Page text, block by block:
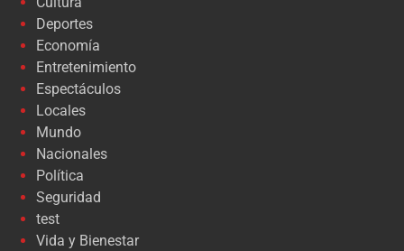
Deportes
Economía
Entretenimiento
Espectáculos
Locales
Mundo
Nacionales
Política
Seguridad
test
Vida y Bienestar